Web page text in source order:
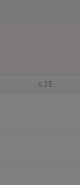
v.35